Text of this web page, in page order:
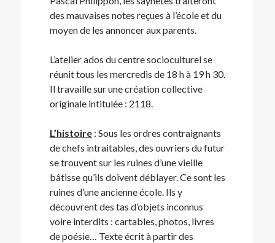
des mauvaises notes reçues à l’école et du
moyen de les annoncer aux parents.
L’atelier ados du centre socioculturel se
réunit tous les mercredis de 18 h à 19 h 30.
Il travaille sur une création collective
originale intitulée : 2118.
L’histoire: Sous les ordres contraignants
de chefs intraitables, des ouvriers du futur
se trouvent sur les ruines d’une vieille
bâtisse qu’ils doivent déblayer. Ce sont les
ruines d’une ancienne école. Ils y
découvrent des tas d’objets inconnus
voire interdits : cartables, photos, livres
de poésie… Texte écrit à partir des